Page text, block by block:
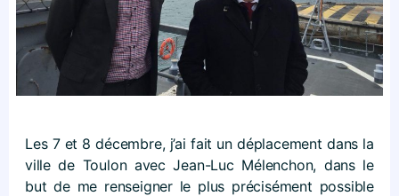
Les 7 et 8 décembre, j’ai fait un déplacement dans la
ville de Toulon avec Jean-Luc Mélenchon, dans le
but de me renseigner le plus précisément possible